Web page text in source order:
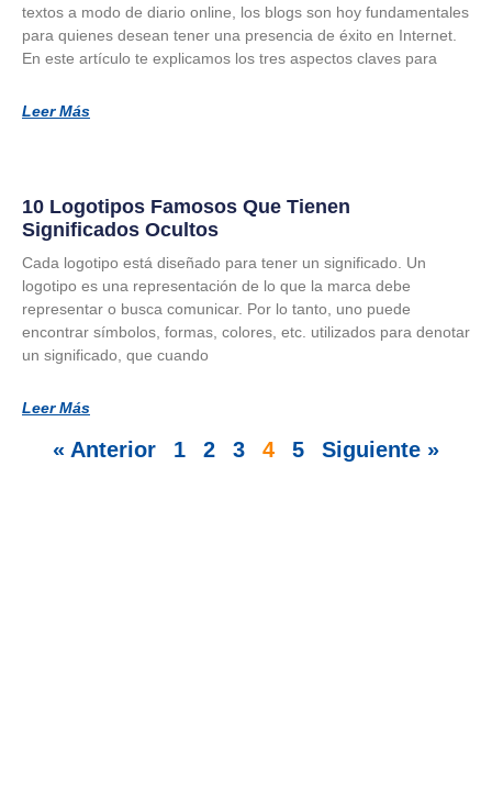
textos a modo de diario online, los blogs son hoy fundamentales
para quienes desean tener una presencia de éxito en Internet.
En este artículo te explicamos los tres aspectos claves para
Leer Más
10 Logotipos Famosos Que Tienen
Significados Ocultos
Cada logotipo está diseñado para tener un significado. Un
logotipo es una representación de lo que la marca debe
representar o busca comunicar. Por lo tanto, uno puede
encontrar símbolos, formas, colores, etc. utilizados para denotar
un significado, que cuando
Leer Más
« Anterior 1 2 3 4 5 Siguiente »